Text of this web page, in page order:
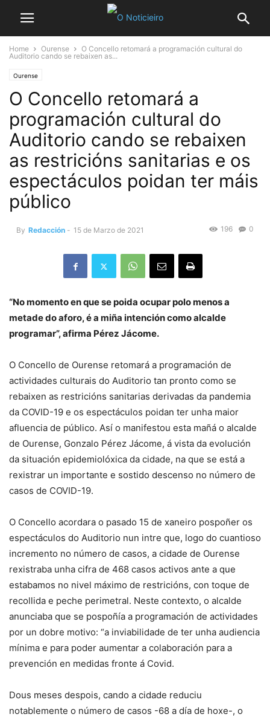
Home Ourense
O Concello retomará a programación cultural do
Auditorio cando se rebaixen as...
Ourense
O Concello retomará a
programación cultural do
Auditorio cando se rebaixen
as restricións sanitarias e os
espectáculos poidan ter máis
público
By Redacción - 15 de Marzo de 2021 0
196
“No momento en que se poida ocupar polo menos a
metade do aforo, é a miña intención como alcalde
programar”, afirma Pérez Jácome.
O Concello de Ourense retomará a programación de
actividades culturais do Auditorio tan pronto como se
rebaixen as restricións sanitarias derivadas da pandemia
da COVID-19 e os espectáculos poidan ter unha maior
afluencia de público. Así o manifestou esta mañá o alcalde
de Ourense, Gonzalo Pérez Jácome, á vista da evolución
da situación epidemiolóxica da cidade, na que se está a
rexistrar un importante e sostido descenso no número de
casos de COVID-19.
O Concello acordara o pasado 15 de xaneiro pospoñer os
espectáculos do Auditorio nun intre que, logo do cuantioso
incremento no número de casos, a cidade de Ourense
rexistraba unha cifra de 468 casos activos ante a que
estabamos no nivel máximo de restricións, con toque de
recollida e peche perimetral. Neste contexto, o alcalde
anunciaba que se pospoñía a programación de actividades
por un dobre motivo: “a inviabilidade de ter unha audiencia
mínima e para poder aumentar a colaboración para a
prevención en medidas fronte á Covid.
Dous meses despois, cando a cidade reduciu
notablemente o número de casos -68 a día de hoxe-, o